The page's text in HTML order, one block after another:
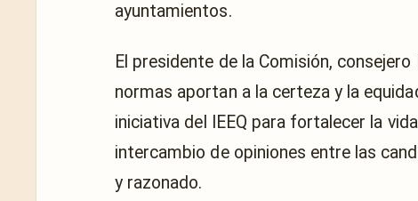
ayuntamientos.
El presidente de la Comisión,
normas aportan a la certeza y la
iniciativa del IEEQ para fortalecer la
intercambio de opiniones entre las
y razonado.